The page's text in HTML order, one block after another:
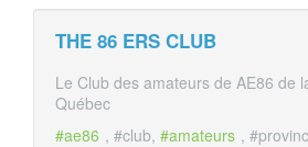
THE 86 ERS CLUB
Le Club des amateurs de AE86 de
Québec
#ae86 , #club, #amateurs ,